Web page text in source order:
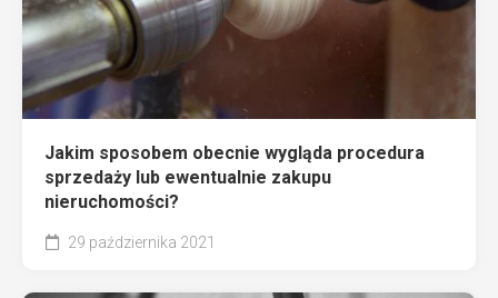
Jakim sposobem obecnie wygląda procedura
sprzedaży lub ewentualnie zakupu
nieruchomości?
29 października 2021